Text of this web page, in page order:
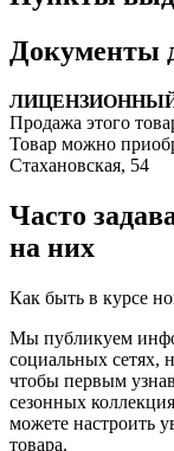
Документы
Продажа этого
Товар можно
Стахановская, 54
Часто
на них
Как быть в курсе
Мы публикуем
социальных сетях,
чтобы первым
сезонных
можете настроить
товара.